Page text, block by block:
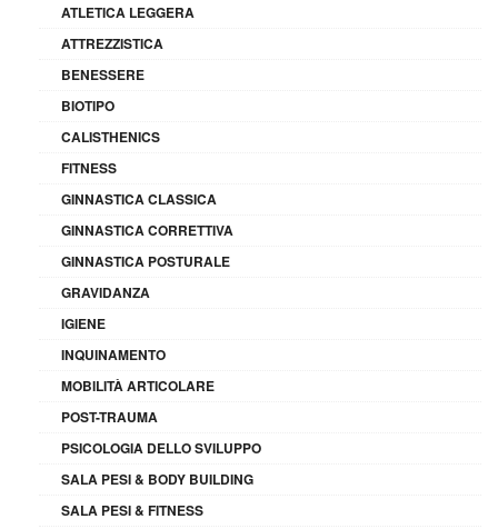
ATLETICA LEGGERA
ATTREZZISTICA
BENESSERE
BIOTIPO
CALISTHENICS
FITNESS
GINNASTICA CLASSICA
GINNASTICA CORRETTIVA
GINNASTICA POSTURALE
GRAVIDANZA
IGIENE
INQUINAMENTO
MOBILITÀ ARTICOLARE
POST-TRAUMA
PSICOLOGIA DELLO SVILUPPO
SALA PESI & BODY BUILDING
SALA PESI & FITNESS